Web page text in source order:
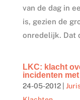
van de dag in
is, gezien de
onredelijk. Dat
LKC: klacht
incidenten met
24-05-2012|